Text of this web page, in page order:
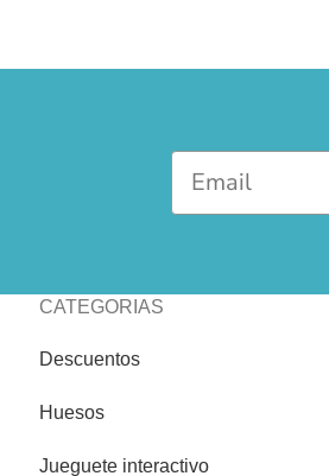
CATEGORIAS
Descuentos
Huesos
Jueguete interactivo